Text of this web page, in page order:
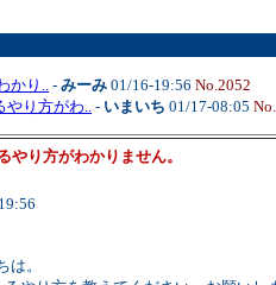
かり.. - みーみ 01/16-19:56 No.2052
やり方がわ.. - いまいち 01/17-08:05
やり方がわかりません。
。